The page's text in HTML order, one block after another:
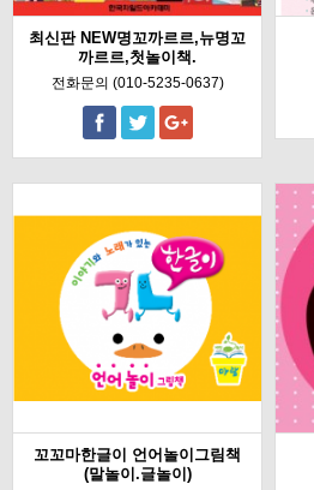
최신판 NEW명꼬까르르,뉴명꼬
까르르,첫놀이책.
전화문의 (010-5235-0637)
꼬꼬마한글이 언어놀이그림책
(말놀이.글놀이)